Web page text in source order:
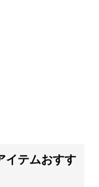
イテムおすす